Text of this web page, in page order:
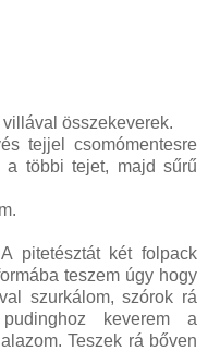
összekeverek.
tejjel csomómentesre
a többi tejet, majd sűrű
pitetésztát két folpack
teszem úgy hogy
szurkálom, szórok rá
keverem a
Teszek rá bőven